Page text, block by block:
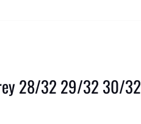
28/32 29/32 30/32